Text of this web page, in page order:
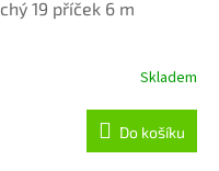
19 příček 6 m
Skladem
Do košíku